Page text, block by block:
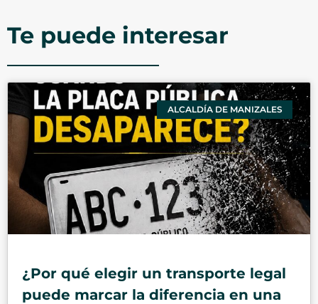
Te puede interesar
ALCALDÍA DE MANIZALES
¿Por qué elegir un transporte legal
puede marcar la diferencia en una